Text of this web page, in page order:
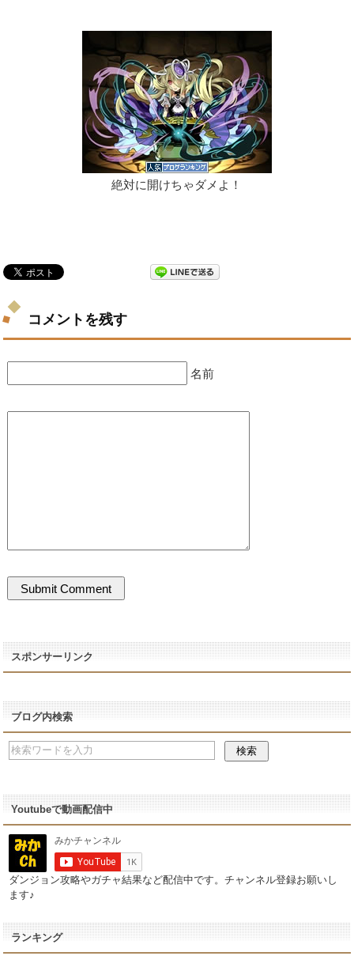
絶対に開けちゃダメよ！
コメントを残す
名前
スポンサーリンク
ブログ内検索
Youtubeで動画配信中
ダンジョン攻略やガチャ結果など配信中です。チャンネル登録お願いし
ます♪
ランキング